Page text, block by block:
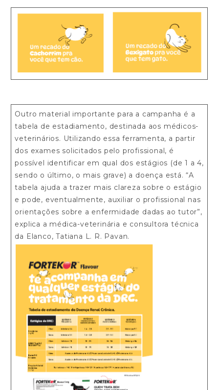
Outro material importante para a campanha é a
tabela de estadiamento, destinada aos médicos-
veterinários. Utilizando essa ferramenta, a partir
dos exames solicitados pelo profissional, é
possível identificar em qual dos estágios (de 1 a 4,
sendo o último, o mais grave) a doença está. “A
tabela ajuda a trazer mais clareza sobre o estágio
e pode, eventualmente, auxiliar o profissional nas
orientações sobre a enfermidade dadas ao tutor”,
explica a médica-veterinária e consultora técnica
da Elanco, Tatiana L. R. Pavan.